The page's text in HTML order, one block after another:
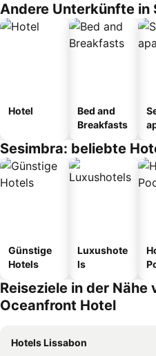
Andere Unterkünfte in
Hotel
Bed and
Breakfasts
Sesimbra: beliebte
Günstige
Hotels
Luxushote
ls
Reiseziele in der Nähe
Oceanfront Hotel
Hotels Lissabon